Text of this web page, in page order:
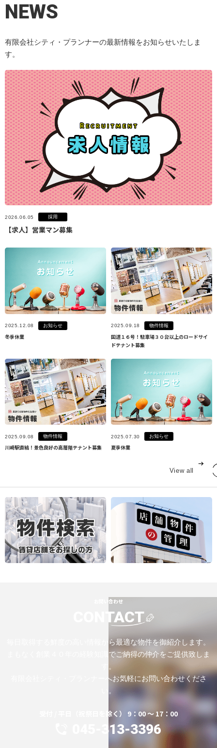
NEWS
有限会社シティ・プランナーの最新情報をお知らせいたしま
す。
2026.06.05 採用
【求人】営業マン募集
2025.12.08 お知らせ
冬季休業
2025.09.18 物件情報
国道１６号！駐車場３０台以上のロードサイ
ドテナント募集
2025.09.08 物件情報
川崎駅直結！景色良好の高層階テナント募集
2025.07.30 お知らせ
夏季休業
View all
お問い合わせ
CONTACT
毎日取得する鮮度の高い情報から最適な物件を御紹介します。
まもなく創業４０年の経験知識でご納得の仲介をご提供致しま
す。
有限会社シティ・プランナーへお気軽にお問い合わせくださ
い。
受付 / 平日（祝祭日を除く） 9：00 ～ 17：00
045-313-3396